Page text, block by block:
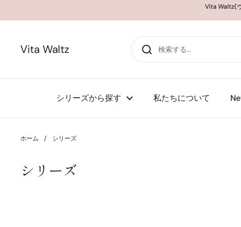
Vita Waltz(
Vita Waltz
シリーズから探す 私たちについて
ホーム / シリーズ
シリーズ